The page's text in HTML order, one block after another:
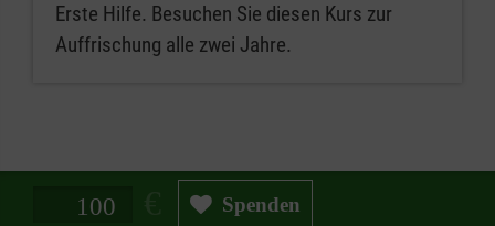
Erste Hilfe. Besuchen Sie diesen Kurs zur
Auffrischung alle zwei Jahre.
Spendenbetrag in Euro Spenden